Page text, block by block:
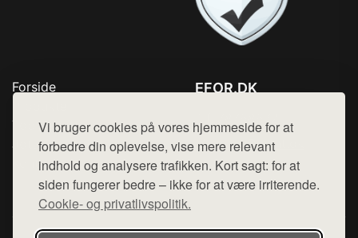
Vi bruger cookies på vores hjemmeside for at
forbedre din oplevelse, vise mere relevant
indhold og analysere trafikken. Kort sagt: for at
siden fungerer bedre – ikke for at være irriterende.
Cookie- og privatlivspolitik.
Forside
Top Rabatter
Jotun maling
Kontakt
EFOR.DK
Mail: hej@want.dk
Cookie- og privatlivspolitik